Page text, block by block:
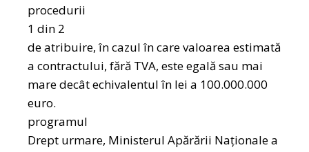
procedurii
1 din 2
de atribuire, în cazul în care valoarea estimată
a contractului, fără TVA, este egală sau mai
mare decât echivalentul în lei a 100.000.000
euro.
programul
Drept urmare, Ministerul Apărării Naționale a